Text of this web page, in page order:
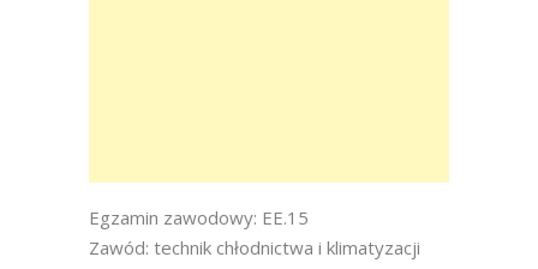
Egzamin zawodowy: EE.15
Zawód: technik chłodnictwa i klimatyzacji